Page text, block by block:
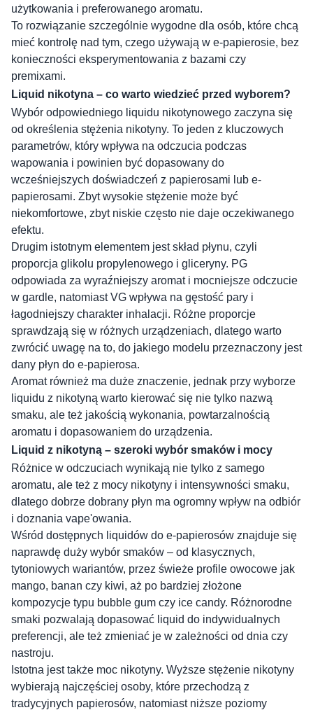
użytkowania i preferowanego aromatu.
To rozwiązanie szczególnie wygodne dla osób, które chcą
mieć kontrolę nad tym, czego używają w e-papierosie, bez
konieczności eksperymentowania z bazami czy
premixami.
Liquid nikotyna – co warto wiedzieć przed wyborem?
Wybór odpowiedniego liquidu nikotynowego zaczyna się
od określenia stężenia nikotyny. To jeden z kluczowych
parametrów, który wpływa na odczucia podczas
wapowania i powinien być dopasowany do
wcześniejszych doświadczeń z papierosami lub e-
papierosami. Zbyt wysokie stężenie może być
niekomfortowe, zbyt niskie często nie daje oczekiwanego
efektu.
Drugim istotnym elementem jest skład płynu, czyli
proporcja glikolu propylenowego i gliceryny. PG
odpowiada za wyraźniejszy aromat i mocniejsze odczucie
w gardle, natomiast VG wpływa na gęstość pary i
łagodniejszy charakter inhalacji. Różne proporcje
sprawdzają się w różnych urządzeniach, dlatego warto
zwrócić uwagę na to, do jakiego modelu przeznaczony jest
dany płyn do e-papierosa.
Aromat również ma duże znaczenie, jednak przy wyborze
liquidu z nikotyną warto kierować się nie tylko nazwą
smaku, ale też jakością wykonania, powtarzalnością
aromatu i dopasowaniem do urządzenia.
Liquid z nikotyną – szeroki wybór smaków i mocy
Różnice w odczuciach wynikają nie tylko z samego
aromatu, ale też z mocy nikotyny i intensywności smaku,
dlatego dobrze dobrany płyn ma ogromny wpływ na odbiór
i doznania vape'owania.
Wśród dostępnych liquidów do e-papierosów znajduje się
naprawdę duży wybór smaków – od klasycznych,
tytoniowych wariantów, przez świeże profile owocowe jak
mango, banan czy kiwi, aż po bardziej złożone
kompozycje typu bubble gum czy ice candy. Różnorodne
smaki pozwalają dopasować liquid do indywidualnych
preferencji, ale też zmieniać je w zależności od dnia czy
nastroju.
Istotna jest także moc nikotyny. Wyższe stężenie nikotyny
wybierają najczęściej osoby, które przechodzą z
tradycyjnych papierosów, natomiast niższe poziomy